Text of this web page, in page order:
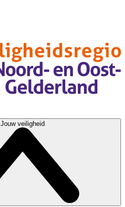
Jouw veiligheid